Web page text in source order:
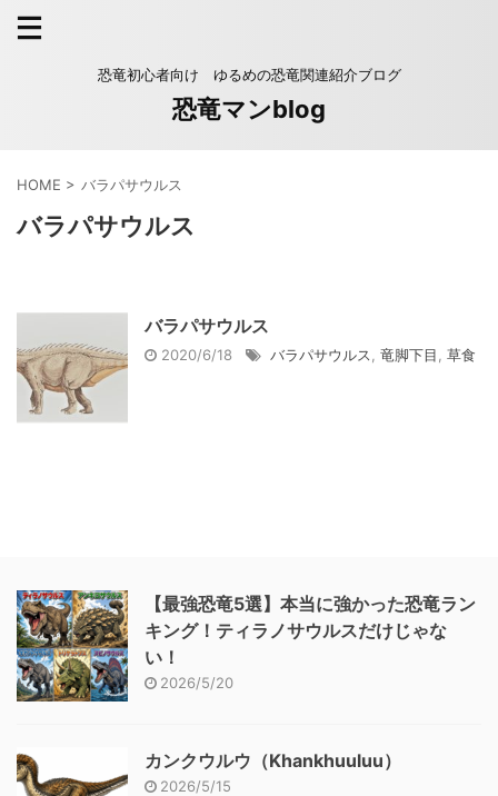
恐竜初心者向け ゆるめの恐竜関連紹介ブログ
恐竜マンblog
HOME > バラパサウルス
バラパサウルス
バラパサウルス
2020/6/18 バラパサウルス 竜脚下目 草食
【最強恐竜5選】本当に強かった恐竜ラン
キング！ティラノサウルスだけじゃな
い！
2026/5/20
カンクウルウ（Khankhuuluu）
2026/5/15